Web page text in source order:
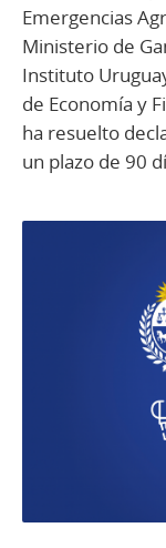
Emergencias
Ministerio de
Instituto
de Economía y
ha resuelto
un plazo de 90